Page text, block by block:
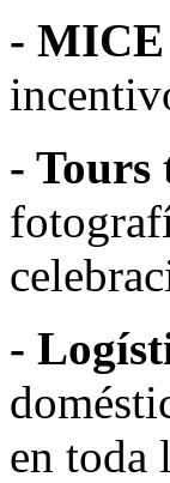
- MICE
- Tours
-
en toda